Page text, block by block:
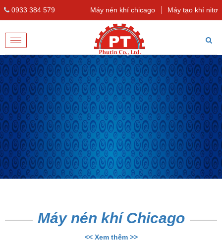
0933 384 579 Máy nén khí chicago Máy tạo khí nitơ
Toggle
navigation
Máy nén khí Chicago
<< Xem thêm >>